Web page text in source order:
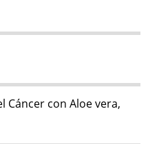
Cáncer con Aloe vera,